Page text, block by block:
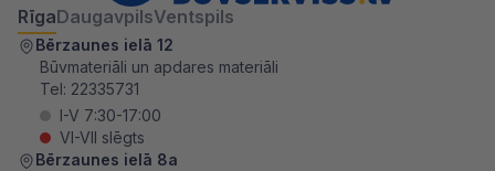
RīgaDaugavpilsVentspils
Bērzaunes ielā 12
Būvmateriāli un apdares materiāli
Tel: 22335731
I-V 7:30-17:00
VI-VII slēgts
Bērzaunes ielā 8a